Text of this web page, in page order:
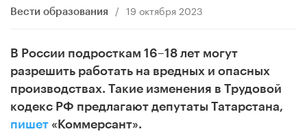
Вести образования / 19 октября 2023
В России подросткам 16–18 лет могут
разрешить работать на вредных и опасных
производствах. Такие изменения в Трудовой
кодекс РФ предлагают депутаты Татарстана,
пишет «Коммерсант».